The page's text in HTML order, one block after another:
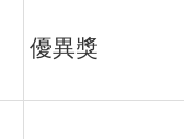
優異獎